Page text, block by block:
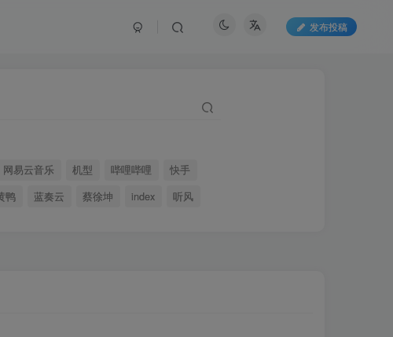
发布投稿
网易云音乐 机型 哔哩哔哩
快手
鸭 蓝奏云 蔡徐坤 index 听风